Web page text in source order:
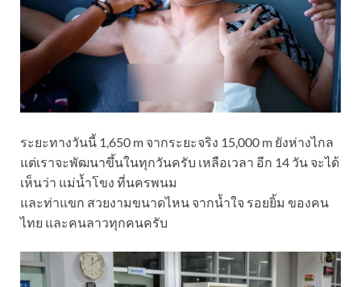
ระยะทางวันนี้ 1,650 m จากระยะจริง 15,000 m ยังห่างไกล
แต่เราจะพัฒนาขึ้นในทุกวันครับ เหลือเวลา อีก 14 วัน จะได้
เห็นว่า แม่น้ำโขง ที่นครพนม
และท่าแขก สวยงามขนาดไหน จากน้ำใจ รอยยิ้ม ของคน
ไทย และคนลาวทุกคนครับ